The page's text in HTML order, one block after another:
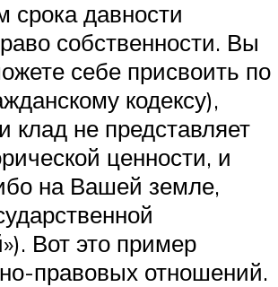
срока давности
собственности. Вы
себе присвоить по
кодексу),
клад не представляет
ценности, и
на Вашей земле,
Вот это пример
правовых отношений.